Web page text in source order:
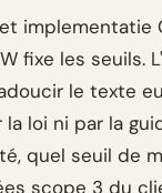
implementatie
fixe les seuils.
le texte
loi ni par la
quel seuil de
scope 3 du